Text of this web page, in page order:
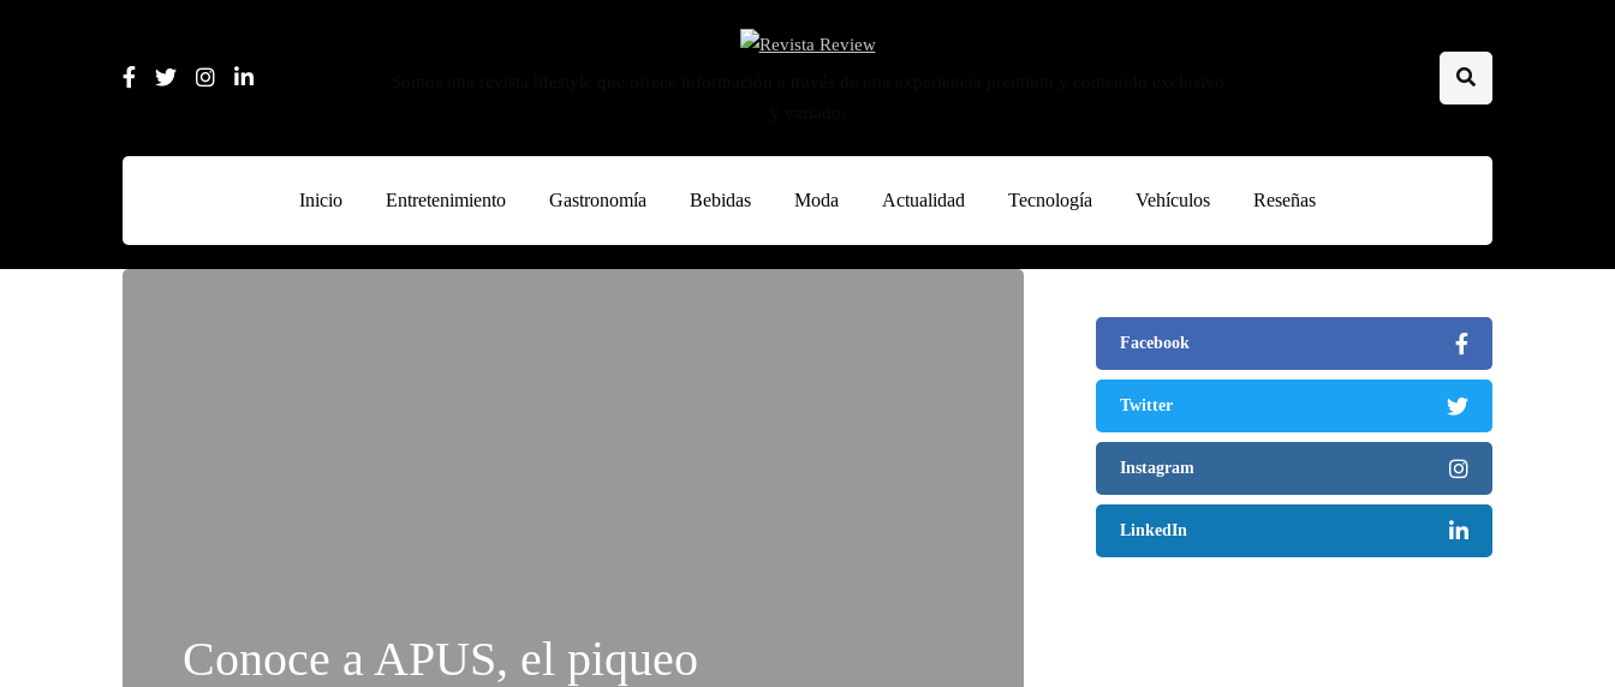
Inicio Entretenimiento Gastronomía Bebidas Moda Actualidad Tecnología Vehículos Reseñas
Conoce a APUS, el piqueo
Facebook
Twitter
Instagram
LinkedIn